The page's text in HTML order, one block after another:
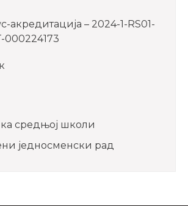
акредитација – 2024-1-RS01-
000224173
ка средњој школи
једносменски рад